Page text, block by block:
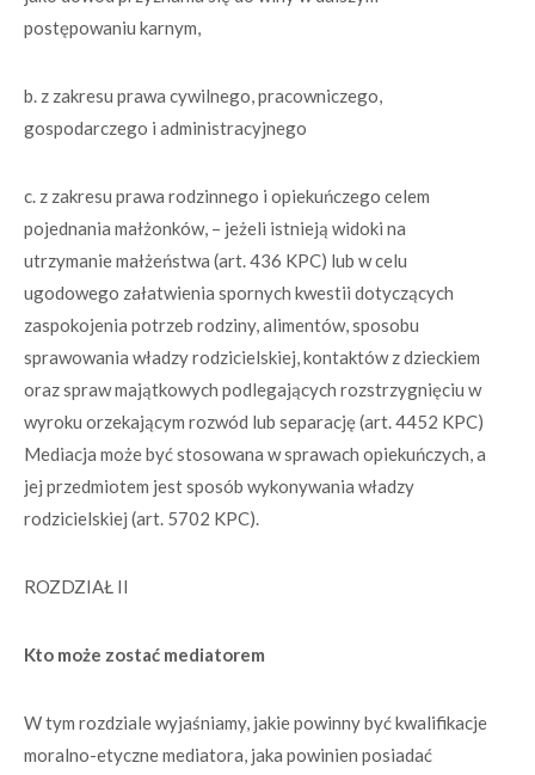
postępowaniu karnym,
b. z zakresu prawa cywilnego, pracowniczego,
gospodarczego i administracyjnego
c. z zakresu prawa rodzinnego i opiekuńczego celem
pojednania małżonków, – jeżeli istnieją widoki na
utrzymanie małżeństwa (art. 436 KPC) lub w celu
ugodowego załatwienia spornych kwestii dotyczących
zaspokojenia potrzeb rodziny, alimentów, sposobu
sprawowania władzy rodzicielskiej, kontaktów z dzieckiem
oraz spraw majątkowych podlegających rozstrzygnięciu w
wyroku orzekającym rozwód lub separację (art. 4452 KPC)
Mediacja może być stosowana w sprawach opiekuńczych, a
jej przedmiotem jest sposób wykonywania władzy
rodzicielskiej (art. 5702 KPC).
ROZDZIAŁ II
Kto może zostać mediatorem
W tym rozdziale wyjaśniamy, jakie powinny być kwalifikacje
moralno-etyczne mediatora, jaka powinien posiadać